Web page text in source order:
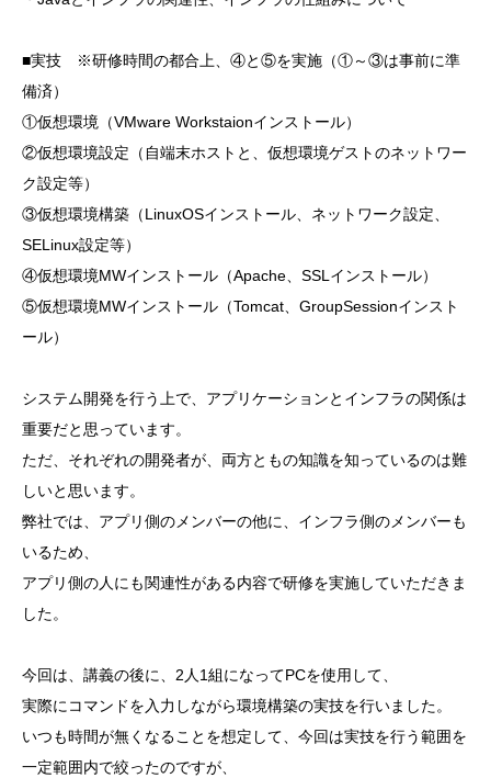
■実技 ※研修時間の都合上、④と⑤を実施（①～③は事前に準
備済）
①仮想環境（VMware Workstaionインストール）
②仮想環境設定（自端末ホストと、仮想環境ゲストのネットワー
ク設定等）
③仮想環境構築（LinuxOSインストール、ネットワーク設定、
SELinux設定等）
④仮想環境MWインストール（Apache、SSLインストール）
⑤仮想環境MWインストール（Tomcat、GroupSessionインスト
ール）
システム開発を行う上で、アプリケーションとインフラの関係は
重要だと思っています。
ただ、それぞれの開発者が、両方ともの知識を知っているのは難
しいと思います。
弊社では、アプリ側のメンバーの他に、インフラ側のメンバーも
いるため、
アプリ側の人にも関連性がある内容で研修を実施していただきま
した。
今回は、講義の後に、2人1組になってPCを使用して、
実際にコマンドを入力しながら環境構築の実技を行いました。
いつも時間が無くなることを想定して、今回は実技を行う範囲を
一定範囲内で絞ったのですが、